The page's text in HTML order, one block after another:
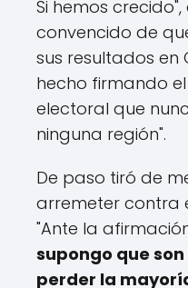
Si hemos
convencido de
sus resultados en
hecho firmando
electoral que
ninguna región".
De paso tiró de
arremeter contra
"Ante la
supongo que
perder la